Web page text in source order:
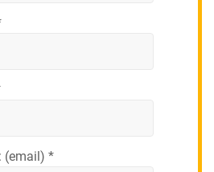
(email) *